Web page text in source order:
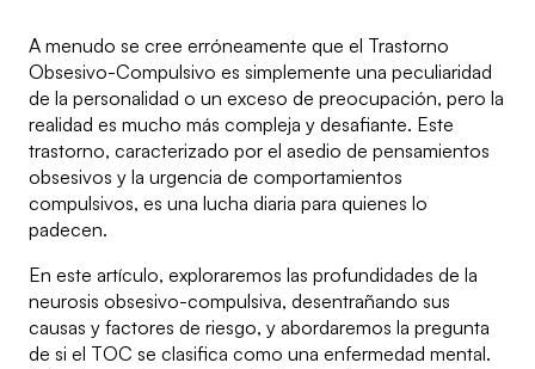
A menudo se cree erróneamente que el Trastorno
Obsesivo-Compulsivo es simplemente una peculiaridad
de la personalidad o un exceso de preocupación, pero la
realidad es mucho más compleja y desafiante. Este
trastorno, caracterizado por el asedio de pensamientos
obsesivos y la urgencia de comportamientos
compulsivos, es una lucha diaria para quienes lo
padecen.
En este artículo, exploraremos las profundidades de la
neurosis obsesivo-compulsiva, desentrañando sus
causas y factores de riesgo, y abordaremos la pregunta
de si el TOC se clasifica como una enfermedad mental.